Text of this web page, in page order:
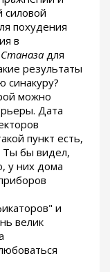
силовой
похудения
в
для
результаты
синакуру?
можно
Дата
пункт есть,
Ты бы видел,
у них дома
и
велик